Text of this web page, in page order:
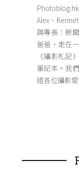
Alex、
與專長︰新
爸爸，走在
《攝影札記
筆記本。我
證各位攝影